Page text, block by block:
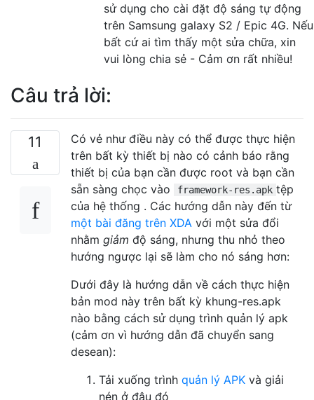
sử dụng cho cài đặt độ sáng tự động
trên Samsung galaxy S2 / Epic 4G. Nếu
bất cứ ai tìm thấy một sửa chữa, xin
vui lòng chia sẻ - Cảm ơn rất nhiều!
Câu trả lời:
11
Có vẻ như điều này có thể được thực hiện
trên bất kỳ thiết bị nào có cảnh báo rằng
thiết bị của bạn cần được root và bạn cần
sẵn sàng chọc vào
framework-res.apk tệp
của hệ thống . Các hướng dẫn này đến từ
một bài đăng trên XDA với một sửa đổi
nhằm giảm độ sáng, nhưng thu nhỏ theo
hướng ngược lại sẽ làm cho nó sáng hơn:
Dưới đây là hướng dẫn về cách thực hiện
bản mod này trên bất kỳ khung-res.apk
nào bằng cách sử dụng trình quản lý apk
(cảm ơn vì hướng dẫn đã chuyển sang
desean):
Tải xuống trình quản lý APK và giải
nén ở đâu đó